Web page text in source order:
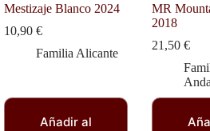
Mestizaje Blanco 2024
10,90 €
Familia Alicante
Añadir al
MR
2018
21,50 €